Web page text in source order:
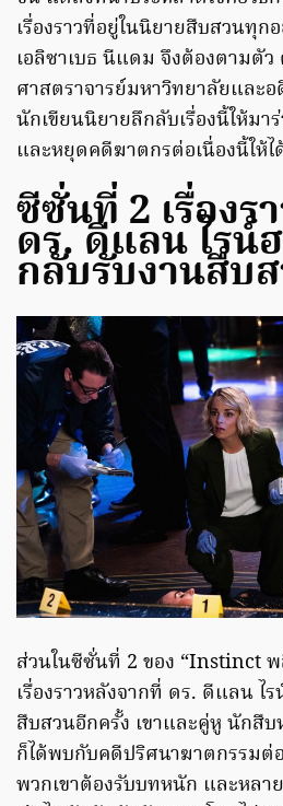
เรื่องราวที่อยู่ในนิยายสืบสวนทุ
เอลิซาเบธ นีแดม จึงต้องตามตั
ศาสตราจารย์มหาวิทยาลัยและ
นักเขียนนิยายลึกลับเรื่องนี้ให้ม
และหยุดคดีฆาตกรต่อเนื่องนี้ให้ไ
ซีซั่นที่ 2 เรื่องร
ดร. ดีแลน ไรน์
กลับรับงานสืบ
ส่วนในซีซั่นที่ 2 ของ “Instinct
เรื่องราวหลังจากที่ ดร. ดีแลน ไ
สืบสวนอีกครั้ง เขาและคู่หู นักสื
ก็ได้พบกับคดีปริศนาฆาตกรรมต่
พวกเขาต้องรับบทหนัก และหลา